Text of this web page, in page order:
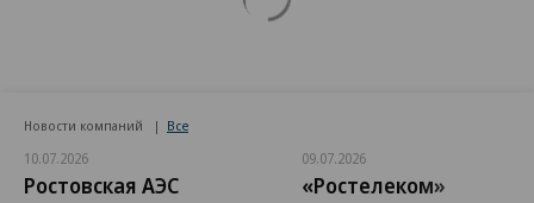
Новости компаний Все
10.07.2026
Ростовская АЭС
09.07.2026
«Ростелеком»